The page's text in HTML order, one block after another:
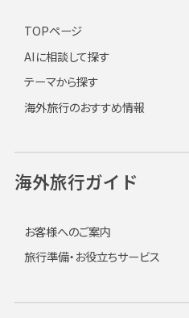
TOPページ
AIに相談して探す
テーマから探す
海外旅行のおすすめ情報
海外旅行ガイド
お客様へのご案内
旅行準備・お役立ちサービス